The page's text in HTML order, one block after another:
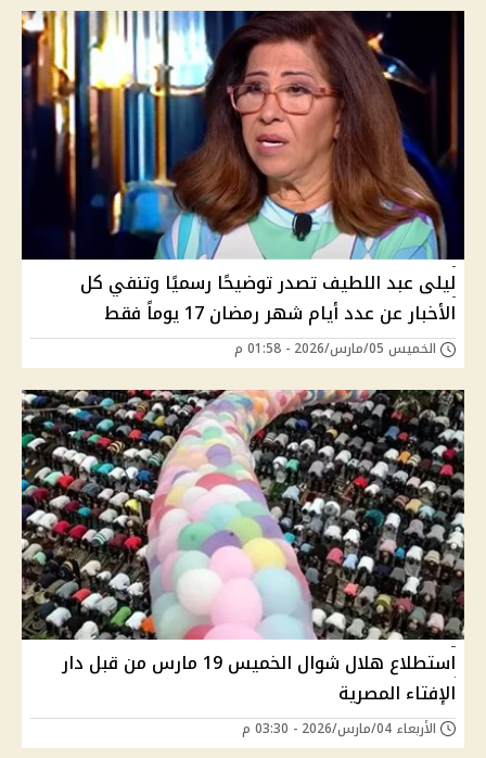
ليلى عبد اللطيف تصدر توضيحًا رسميًا وتنفي كل
الأخبار عن عدد أيام شهر رمضان 17 يوماً فقط
الخميس 05/مارس/2026 - 01:58 م
استطلاع هلال شوال الخميس 19 مارس من قبل دار
الإفتاء المصرية
الأربعاء 04/مارس/2026 - 03:30 م